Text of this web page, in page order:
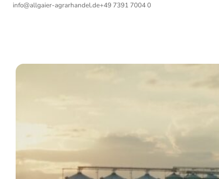
info@allgaier-agrarhandel.de+49 7391 7004 0